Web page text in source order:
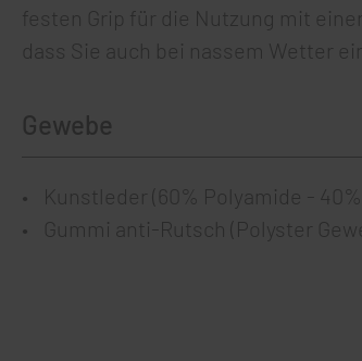
festen Grip für die Nutzung mit
dass Sie auch bei nassem Wetter
Gewebe
Kunstleder (60% Polyamide -
Gummi anti-Rutsch (Polyster